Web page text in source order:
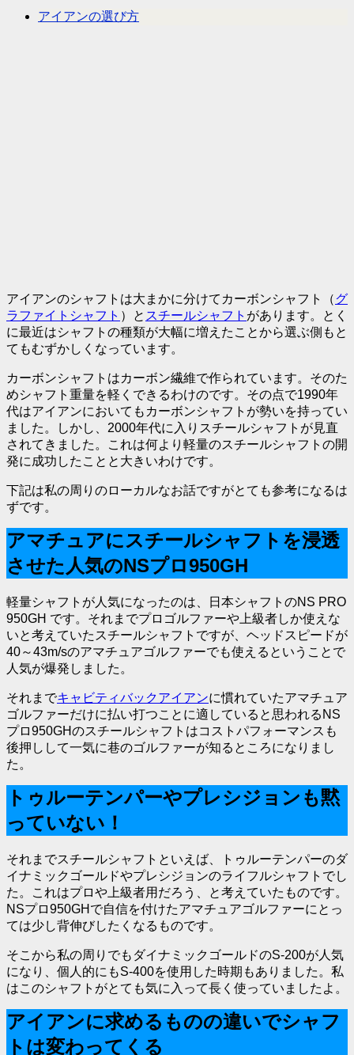
アイアンの選び方
アイアンのシャフトは大まかに分けてカーボンシャフト（グ
ラファイトシャフト ）と スチールシャフト があります。とく
に最近はシャフトの種類が大幅に増えたことから選ぶ側もと
てもむずかしくなっています。
カーボンシャフトはカーボン繊維で作られています。そのた
めシャフト重量を軽くできるわけのです。その点で1990年
代はアイアンにおいてもカーボンシャフトが勢いを持ってい
ました。しかし、2000年代に入りスチールシャフトが見直
されてきました。これは何より軽量のスチールシャフトの開
発に成功したことと大きいわけです。
下記は私の周りのローカルなお話ですがとても参考になるは
ずです。
アマチュアにスチールシャフトを浸透
させた人気のNSプロ950GH
軽量シャフトが人気になったのは、日本シャフトのNS PRO
950GH です。それまでプロゴルファーや上級者しか使えな
いと考えていたスチールシャフトですが、ヘッドスピードが
40～43m/sのアマチュアゴルファーでも使えるということで
人気が爆発しました。
それまでキャビティバックアイアンに慣れていたアマチュア
ゴルファーだけに払い打つことに適していると思われるNS
プロ950GHのスチールシャフトはコストパフォーマンスも
後押しして一気に巷のゴルファーが知るところになりまし
た。
トゥルーテンパーやプレシジョンも黙
っていない！
それまでスチールシャフトといえば、トゥルーテンパーのダ
イナミックゴールドやプレシジョンのライフルシャフトでし
た。これはプロや上級者用だろう、と考えていたものです。
NSプロ950GHで自信を付けたアマチュアゴルファーにとっ
ては少し背伸びしたくなるものです。
そこから私の周りでもダイナミックゴールドのS-200が人気
になり、個人的にもS-400を使用した時期もありました。私
はこのシャフトがとても気に入って長く使っていましたよ。
アイアンに求めるものの違いでシャフ
トは変わってくる